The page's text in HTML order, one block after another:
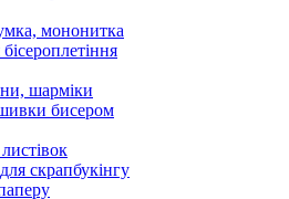
мононитка
шарміки
бисером
скрапбукінгу